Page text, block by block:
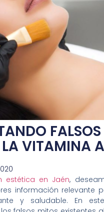
LA VITAMINA A
estética en Jaén,
información relevante
y saludable. En